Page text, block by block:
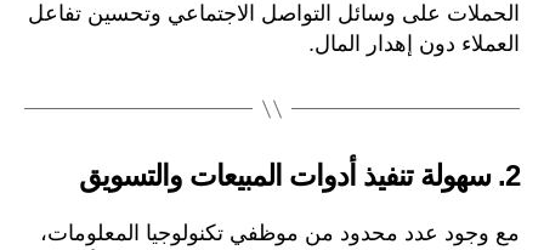
الحملات على وسائل التواصل الاجتماعي وتحسين تفاعل
العملاء دون إهدار المال.
2. سهولة تنفيذ أدوات المبيعات والتسويق
مع وجود عدد محدود من موظفي تكنولوجيا المعلومات،